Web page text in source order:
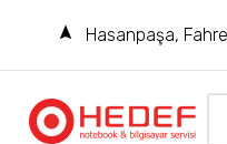
Hasanpaşa,